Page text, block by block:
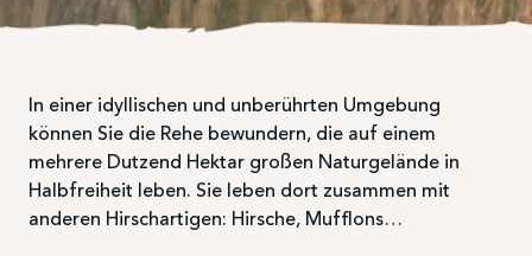
In einer idyllischen und unberührten Umgebung
können Sie die Rehe bewundern, die auf einem
mehrere Dutzend Hektar großen Naturgelände in
Halbfreiheit leben. Sie leben dort zusammen mit
anderen Hirschartigen: Hirsche, Mufflons…